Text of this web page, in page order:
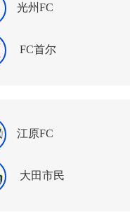
光州FC
FC首尔
江原FC
大田市民